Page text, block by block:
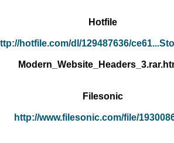
Hotfile
hotfile.com/dl/129487636/
Filesonic
http://www.filesonic.com/file/